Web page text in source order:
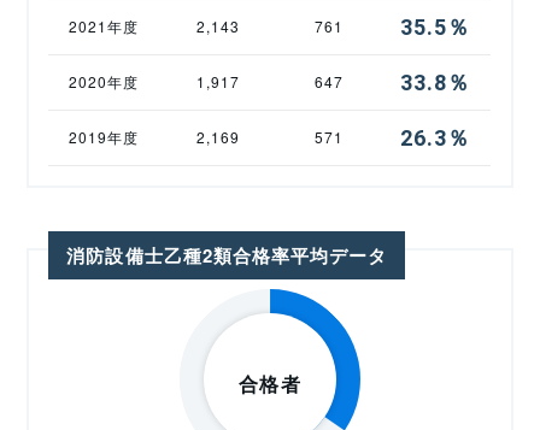
2021年度 2,143 761 35.5％
2020年度 1,917 647 33.8％
2019年度 2,169 571 26.3％
消防設備士乙種2類合格率平均データ